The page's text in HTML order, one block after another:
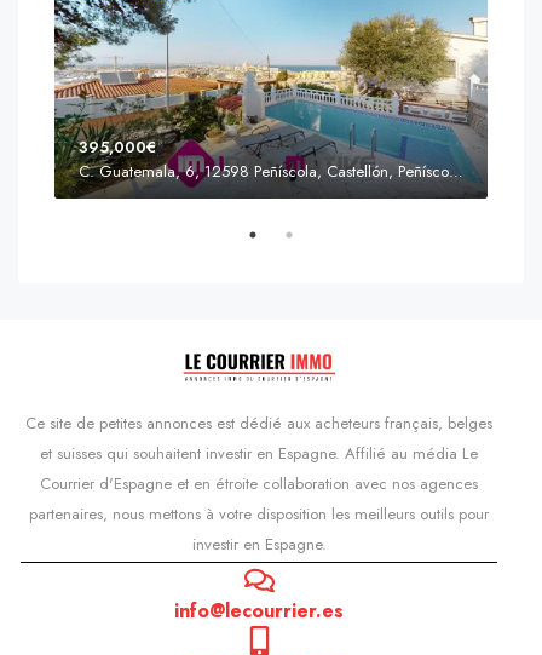
395,000€
C. Guatemala, 6, 12598 Peñíscola, Castellón, Peñíscola, Communauté valencienne
Ce site de petites annonces est dédié aux acheteurs français, belges
et suisses qui souhaitent investir en Espagne. Affilié au média Le
Courrier d'Espagne et en étroite collaboration avec nos agences
partenaires, nous mettons à votre disposition les meilleurs outils pour
investir en Espagne.
info@lecourrier.es